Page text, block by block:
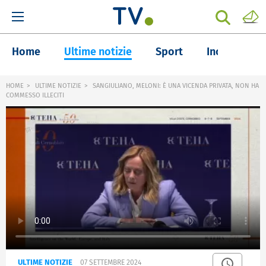
Home Ultime notizie Sport Inchieste
HOME ULTIME NOTIZIE
SANGIULIANO, MELONI: È UNA VICENDA PRIVATA, NON HA
COMMESSO ILLECITI
ULTIME NOTIZIE 07 SETTEMBRE 2024